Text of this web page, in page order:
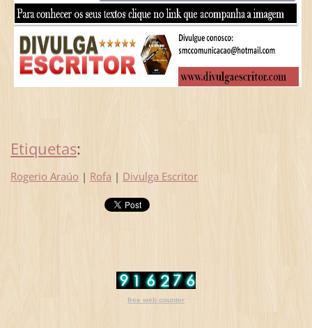
Etiquetas:
Rogerio Araúo | Rofa | Divulga Escritor
free web counter